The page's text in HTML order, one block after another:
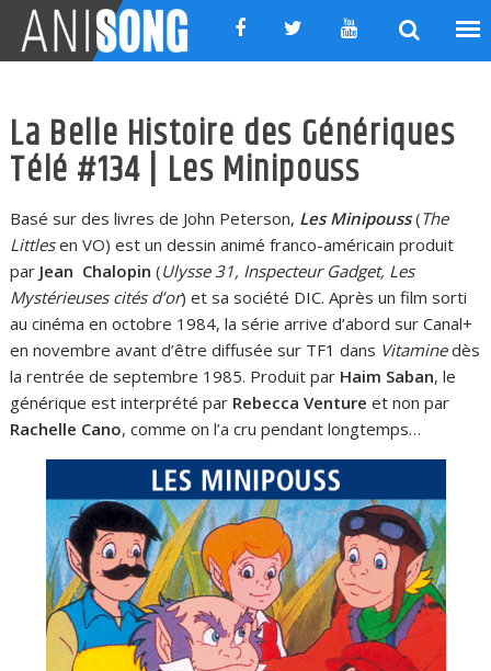
content
La Belle Histoire des Génériques
Télé #134 | Les Minipouss
Basé sur des livres de John Peterson, Les Minipouss(The
Littlesen VO) est un dessin animé franco-américain produit
par Jean Chalopin (Ulysse 31, Inspecteur Gadget, Les
Mystérieuses cités d’or) et sa société DIC. Après un film sorti
au cinéma en octobre 1984, la série arrive d’abord sur Canal+
en novembre avant d’être diffusée sur TF1 dans Vitaminedès
la rentrée de septembre 1985. Produit par Haim Saban, le
générique est interprété par Rebecca Venture et non par
Rachelle Cano, comme on l’a cru pendant longtemps…